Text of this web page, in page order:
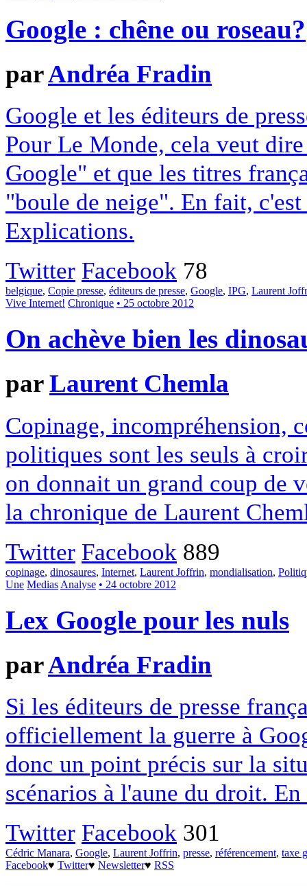
Google : chêne ou roseau?
parAndréa Fradin
Google et les éditeurs de
Pour Le Monde, cela veut
Google" et que les titres
"boule de neige". En fait,
Explications.
Twitter Facebook 78
belgique, Copie presse, éditeurs de presse, Google, IPG, Laurent
Vive Internet! Chronique • 25 octobre 2012
On achève bien les
parLaurent Chemla
Copinage, incompréhension,
politiques sont les seuls à
on donnait un grand coup de
la chronique de Laurent
Twitter Facebook 889
copinage, dinosaures, Internet, Laurent Joffrin, mondialisation,
Une Medias Analyse • 24 octobre 2012
Lex Google pour les nuls
parAndréa Fradin
Si les éditeurs de presse
officiellement la guerre à
donc un point précis sur la
scénarios à l'aune du droit.
Twitter Facebook 301
Cédric Manara, Google, Laurent Joffrin, presse, référencement, taxe
Facebook♥ Twitter♥ Newsletter♥ RSS